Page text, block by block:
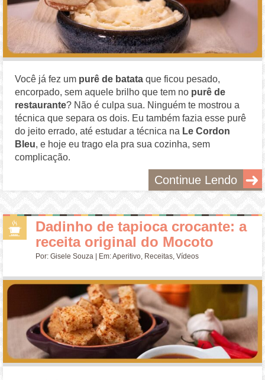
Você já fez um purê de batata que ficou pesado,
encorpado, sem aquele brilho que tem no purê de
restaurante? Não é culpa sua. Ninguém te mostrou a
técnica que separa os dois. Eu também fazia esse purê
do jeito errado, até estudar a técnica na Le Cordon
Bleu, e hoje eu trago ela pra sua cozinha, sem
complicação.
Continue Lendo
Dadinho de tapioca crocante: a
receita original do Mocoto
Por:Gisele Souza | Em:Aperitivo Receitas ,Vídeos